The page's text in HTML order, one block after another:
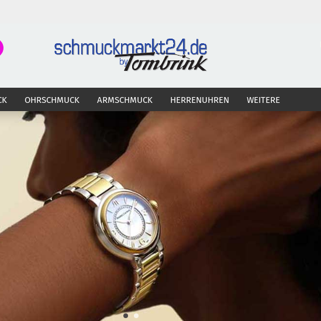
Passwort vergessen?
Suche...
OHRSCHMUCK ARMSCHMUCK HERRENUHREN WEITERE